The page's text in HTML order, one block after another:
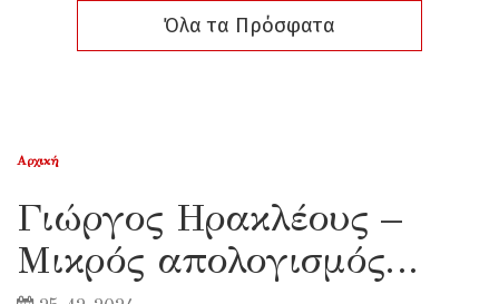
Όλα τα Πρόσφατα
Αρχική
Γιώργος Ηρακλέους –
Μικρός απολογισμός…